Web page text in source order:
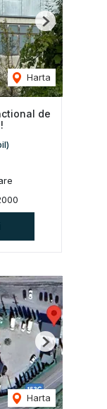
Harta
Next
de
Harta
Next